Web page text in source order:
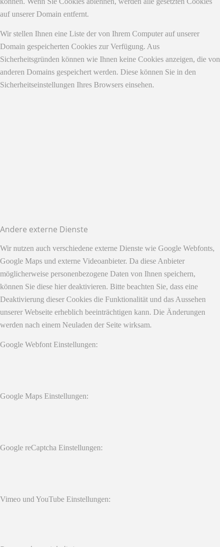
auf unserer Domain entfernt.
Wir stellen Ihnen eine Liste der von Ihrem Computer auf unserer
Domain gespeicherten Cookies zur Verfügung. Aus
Sicherheitsgründen können wie Ihnen keine Cookies anzeigen, die von
anderen Domains gespeichert werden. Diese können Sie in den
Sicherheitseinstellungen Ihres Browsers einsehen.
Andere externe Dienste
Wir nutzen auch verschiedene externe Dienste wie Google Webfonts,
Google Maps und externe Videoanbieter. Da diese Anbieter
möglicherweise personenbezogene Daten von Ihnen speichern,
können Sie diese hier deaktivieren. Bitte beachten Sie, dass eine
Deaktivierung dieser Cookies die Funktionalität und das Aussehen
unserer Webseite erheblich beeinträchtigen kann. Die Änderungen
werden nach einem Neuladen der Seite wirksam.
Google Webfont Einstellungen:
Google Maps Einstellungen:
Google reCaptcha Einstellungen:
Vimeo und YouTube Einstellungen: